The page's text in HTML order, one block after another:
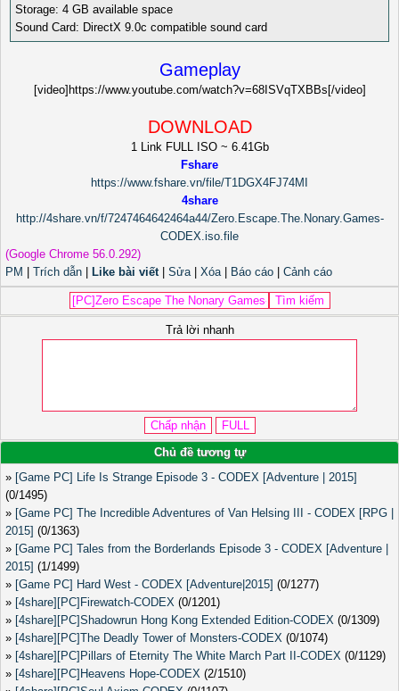
Storage: 4 GB available space
Sound Card: DirectX 9.0c compatible sound card
Gameplay
[video]https://www.youtube.com/watch?v=68ISVqTXBBs[/video]
DOWNLOAD
1 Link FULL ISO ~ 6.41Gb
Fshare
https://www.fshare.vn/file/T1DGX4FJ74MI
4share
http://4share.vn/f/7247464642464a44/Zero.Escape.The.Nonary.Games-
CODEX.iso.file
(Google Chrome 56.0.292)
PM
Trích dẫn Like bài viết| Sửa| Xóa| Báo cáo Cảnh cáo
Trả lời nhanh
Chủ đề tương tự
» [Game PC] Life Is Strange Episode 3 - CODEX [Adventure | 2015]
(0/1495)
» [Game PC] The Incredible Adventures of Van Helsing III - CODEX [RPG |
2015] (0/1363)
» [Game PC] Tales from the Borderlands Episode 3 - CODEX [Adventure |
2015] (1/1499)
» [Game PC] Hard West - CODEX [Adventure|2015] (0/1277)
» [4share][PC]Firewatch-CODEX (0/1201)
» [4share][PC]Shadowrun Hong Kong Extended Edition-CODEX (0/1309)
» [4share][PC]The Deadly Tower of Monsters-CODEX (0/1074)
» [4share][PC]Pillars of Eternity The White March Part II-CODEX (0/1129)
» [4share][PC]Heavens Hope-CODEX (2/1510)